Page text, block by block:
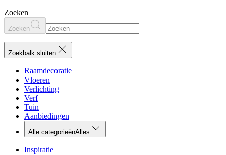
Zoeken
Zoeken
Zoekbalk sluiten
Raamdecoratie
Vloeren
Verlichting
Verf
Tuin
Aanbiedingen
Alle categorieënAlles
Inspiratie